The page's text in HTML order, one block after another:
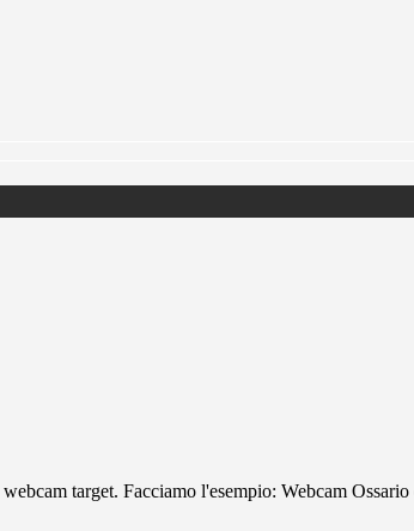
target. Facciamo l'esempio: Webcam Ossario